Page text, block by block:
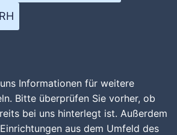
Informationen für weitere
Bitte überprüfen Sie vorher, ob
bei uns hinterlegt ist. Außerdem
aus dem Umfeld des